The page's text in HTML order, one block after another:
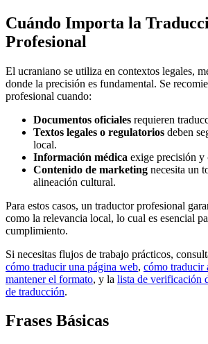
Cuándo Importa la
Profesional
El ucraniano se utiliza en contextos legales,
donde la precisión es fundamental. Se
profesional cuando:
Documentos oficiales requieren
Textos legales o regulatorios deben
local.
Información médica exige precisión y
Contenido de marketing necesita un
alineación cultural.
Para estos casos, un traductor profesional
como la relevancia local, lo cual es esencial
cumplimiento.
Si necesitas flujos de trabajo prácticos,
cómo traducir una página web, cómo traducir
mantener el formato, y la lista de verificación
de traducción.
Frases Básicas